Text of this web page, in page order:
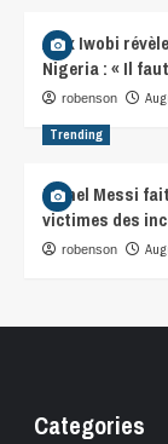
Alex Iwobi
Nigeria : « Il
robenson
Trending
Lionel Messi
victimes des
robenson
Categories